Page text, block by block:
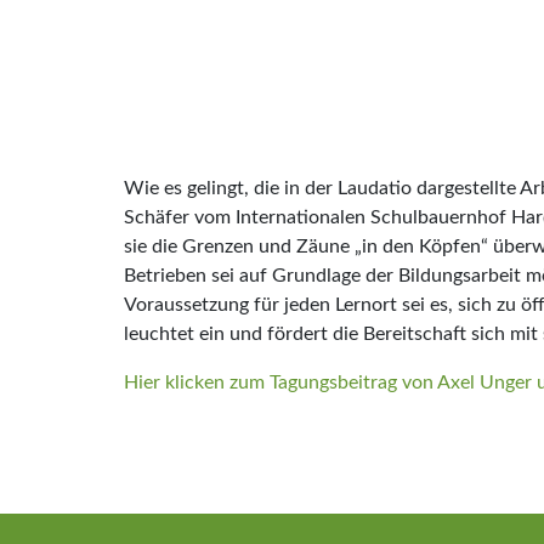
Wie es gelingt, die in der Laudatio dargestellte
Schäfer vom Internationalen Schulbauernhof
sie die Grenzen und Zäune „in den Köpfen“
Betrieben sei auf Grundlage der Bildungsarbeit
Voraussetzung für jeden Lernort sei es, sich zu
leuchtet ein und fördert die Bereitschaft sich mit
Hier klicken zum Tagungsbeitrag von Axel Unger